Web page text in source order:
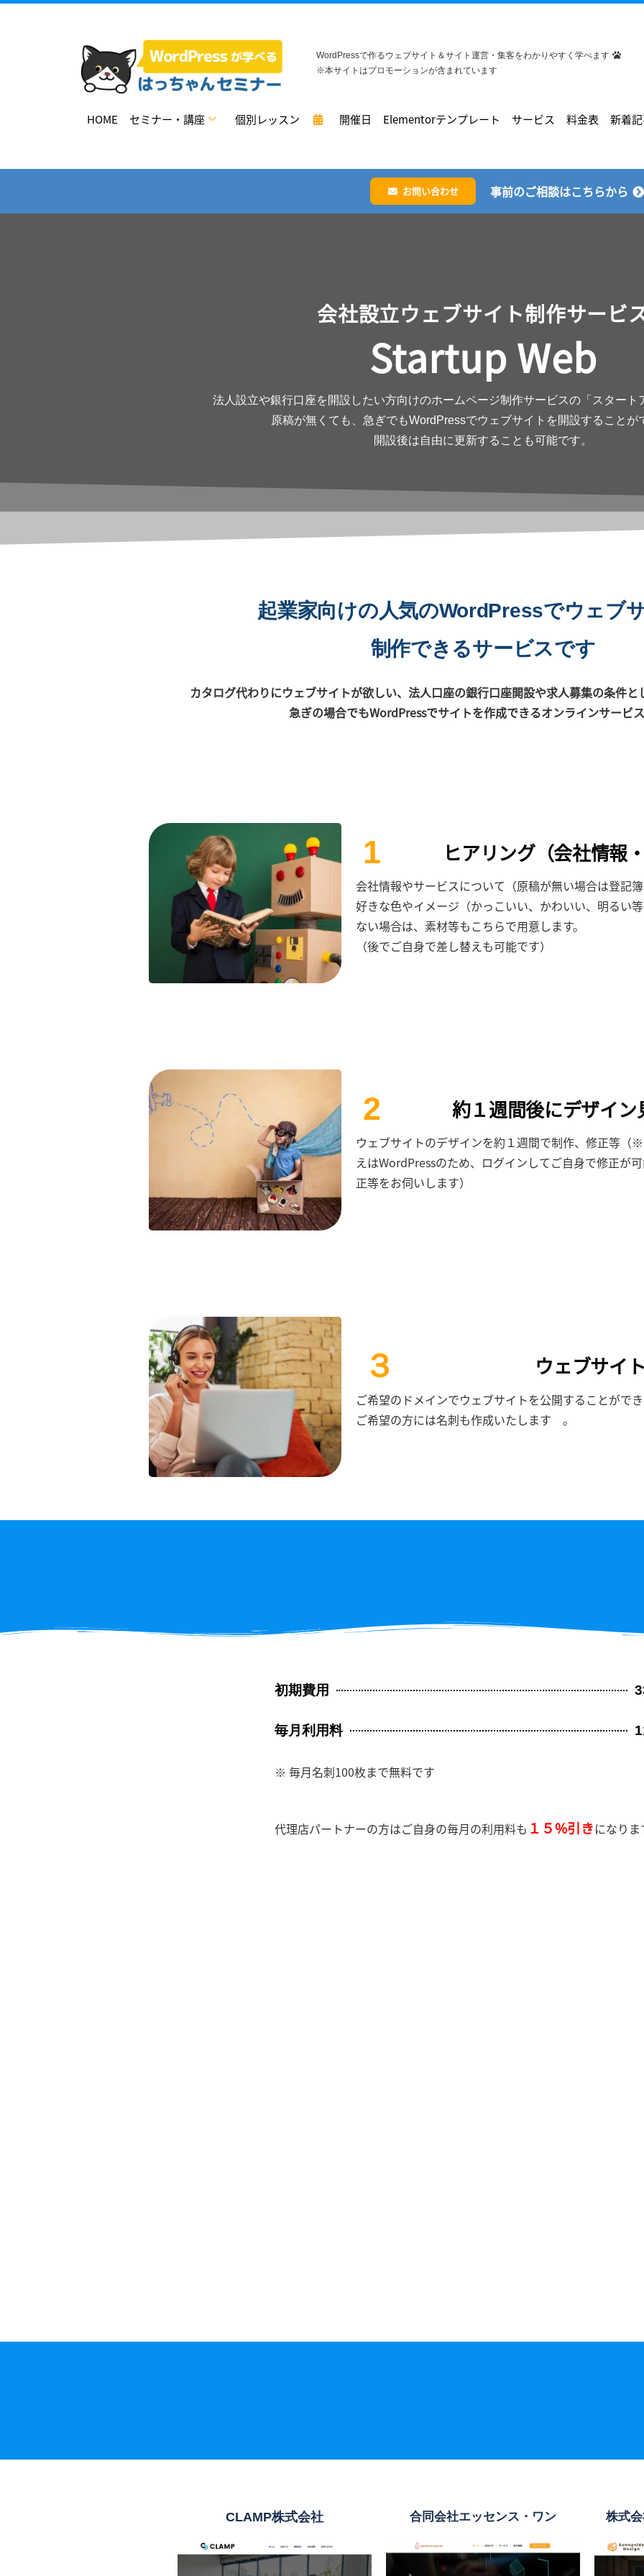
WordPressで作るウェブサイト＆サイト運営・集客をわかりやすく学べます
※本サイトはプロモーションが含まれています
HOME セミナー・講座 個別レッスン 開催日 Elementorテンプレート サービス 料金表 新着
お問い合わせ 事前のご相談はこちらから
会社設立ウェブサイト制作サービ
Startup Web
法人設立や銀行口座を開設したい方向けのホームページ制作サービスの「スタート
原稿が無くても、急ぎでもWordPressでウェブサイトを開設することが
開設後は自由に更新することも可能です。
起業家向けの人気のWordPressでウェブ
制作できるサービスです
カタログ代わりにウェブサイトが欲しい、法人口座の銀行口座開設や求人募集の条件と
急ぎの場合でもWordPressでサイトを作成できるオンラインサービス
1 ヒアリング（会社情報
会社情報やサービスについて（原稿が無い場合は登記簿
好きな色やイメージ（かっこいい、かわいい、明るい等
ない場合は、素材等もこちらで用意します。
（後でご自身で差し替えも可能です）
2 約１週間後にデザイ
ウェブサイトのデザインを約１週間で制作、修正等（
えはWordPressのため、ログインしてご自身で修正が
正等をお伺いします）
３ ウェブサイ
ご希望のドメインでウェブサイトを公開することができ
ご希望の方には名刺も作成いたします 。
初期費用
毎月利用料
※ 毎月名刺100枚まで無料です
代理店パートナーの方はご自身の毎月の利用料も １５%引きになりま
CLAMP株式会社 合同会社エッセンス・ワン 株式